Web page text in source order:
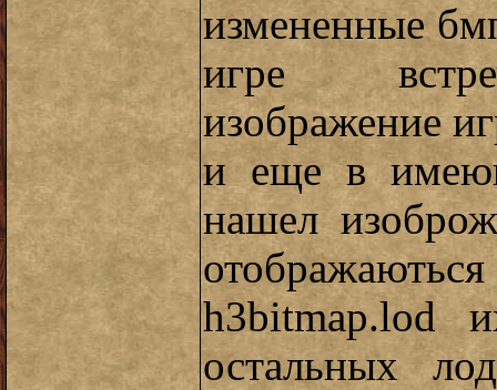
измененные
игре
изображение
и еще в
нашел
h3bitmap.lod
остальных